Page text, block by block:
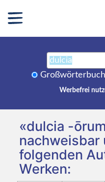
Großwörterbuch
Werbefrei
«dulcia -
nachweisbar
folgenden
Werken: